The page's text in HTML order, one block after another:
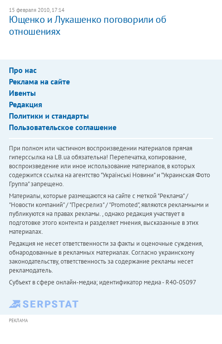
15 февраля 2010, 17:14
Ющенко и Лукашенко поговорили об
отношениях
Про нас
Реклама на сайте
Ивенты
Редакция
Политики и стандарты
Пользовательское соглашение
При полном или частичном воспроизведении материалов прямая
гиперссылка на LB.ua обязательна! Перепечатка, копирование,
воспроизведение или иное использование материалов, в которых
содержится ссылка на агентство "Українськi Новини" и "Украинская Фото
Группа" запрещено.
Материалы, которые размещаются на сайте с меткой "Реклама" /
"Новости компаний" / "Пресрелиз" / "Promoted", являются рекламными и
публикуются на правах рекламы. , однако редакция участвует в
подготовке этого контента и разделяет мнения, высказанные в этих
материалах.
Редакция не несет ответственности за факты и оценочные суждения,
обнародованные в рекламных материалах. Согласно украинскому
законодательству, ответственность за содержание рекламы несет
рекламодатель.
Субъект в сфере онлайн-медиа; идентификатор медиа - R40-05097
РЕКЛАМА